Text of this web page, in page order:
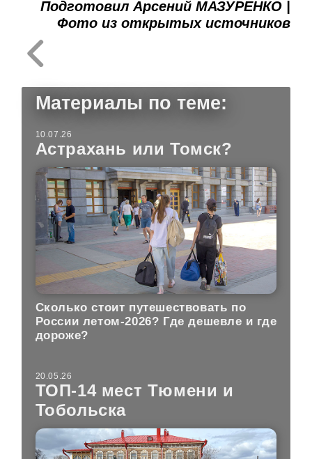
Подготовил Арсений МАЗУРЕНКО |
Фото из открытых источников
Материалы по теме:
10.07.26
Астрахань или Томск?
Сколько стоит путешествовать по
России летом-2026? Где дешевле и где
дороже?
20.05.26
ТОП-14 мест Тюмени и
Тобольска